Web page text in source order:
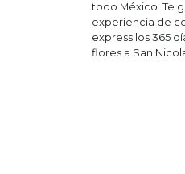
todo México. Te
experiencia de
express los 365
flores a San